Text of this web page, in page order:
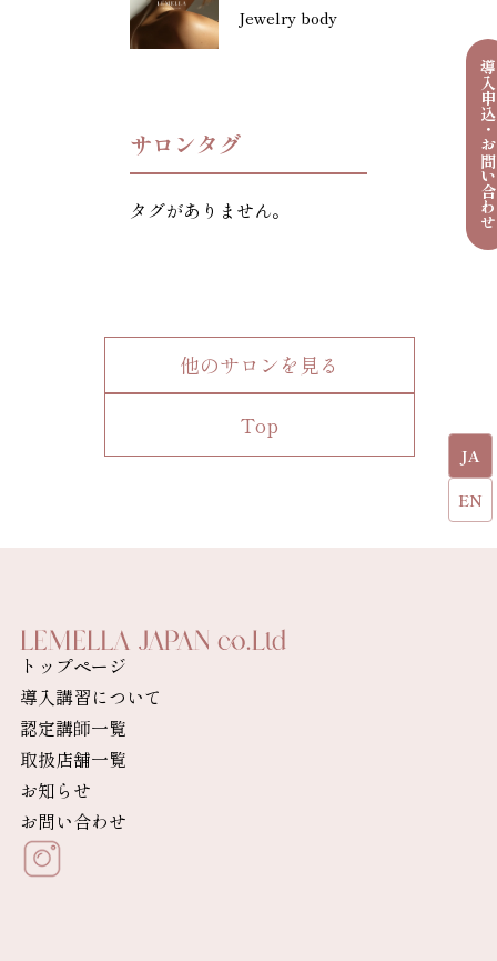
導入申込・
JA
EN
Jewelry body
サロンタグ
タグがありません。
他のサロンを見る
Top
トップページ
導入講習について
認定講師一覧
取扱店舗一覧
お知らせ
お問い合わせ